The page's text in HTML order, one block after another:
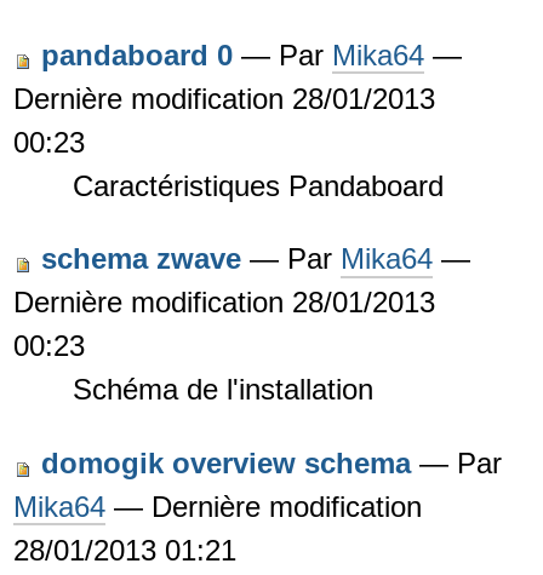
pandaboard 0 — Par Mika64—
Dernière modification 28/01/2013
00:23
Caractéristiques Pandaboard
schema zwave — Par Mika64—
Dernière modification 28/01/2013
00:23
Schéma de l'installation
domogik overview schema — Par
Mika64— Dernière modification
28/01/2013 01:21